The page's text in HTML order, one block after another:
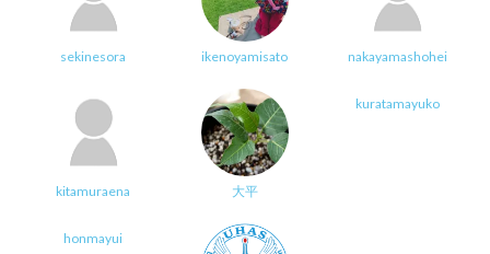
sekinesora ikenoyamisato nakayamashohei
kitamuraena 大平
kuratamayuko
honmayui